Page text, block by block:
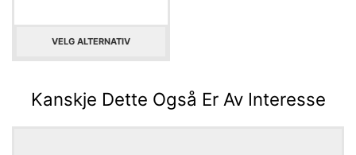
VELG ALTERNATIV
Kanskje Dette Også Er Av Interesse